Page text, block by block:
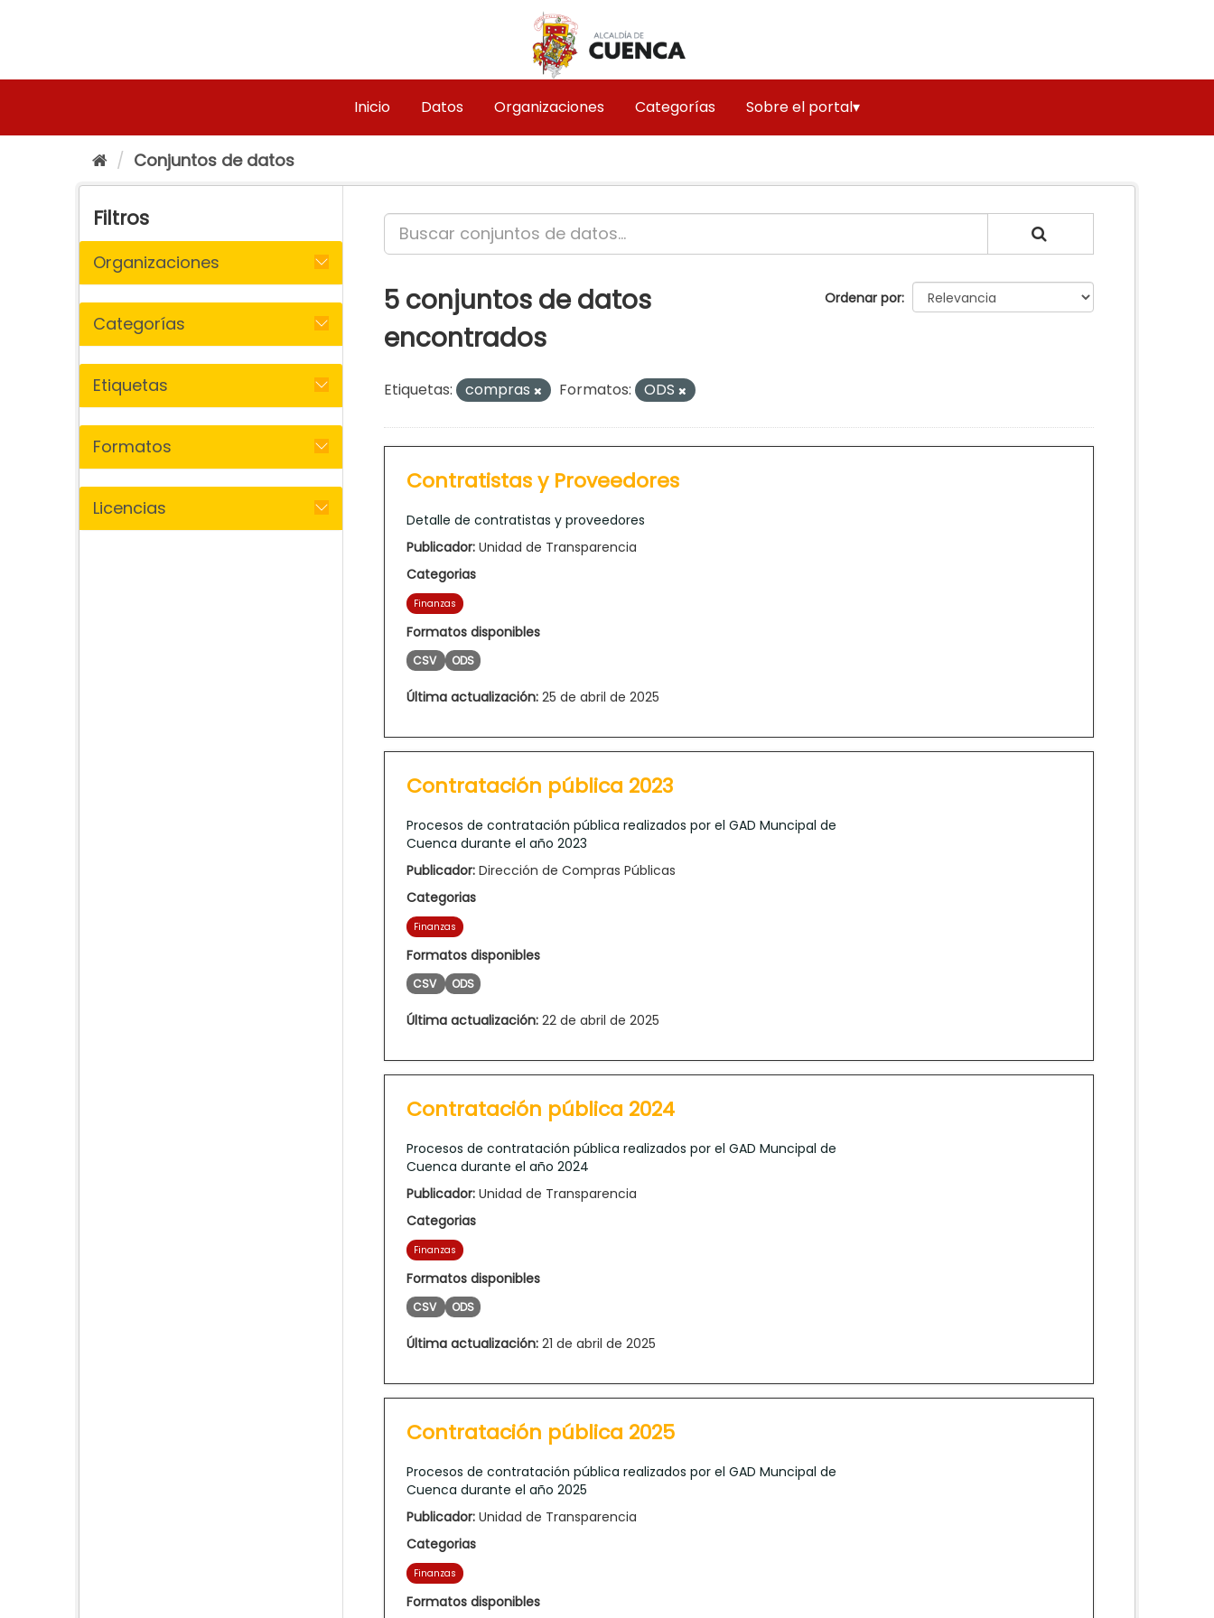
Inicio Datos Organizaciones Categorías Sobre el portal▾
Conjuntos de datos
Filtros
Organizaciones
Categorías
Etiquetas
Formatos
Licencias
Ordenar por
5 conjuntos de datos
encontrados
Etiquetas: compras Formatos: ODS
Contratistas y Proveedores
Detalle de contratistas y proveedores
Publicador: Unidad de Transparencia
Categorias
Finanzas
Formatos disponibles
CSV ODS
Última actualización: 25 de abril de 2025
Contratación pública 2023
Procesos de contratación pública realizados por el GAD Muncipal de
Cuenca durante el año 2023
Publicador: Dirección de Compras Públicas
Categorias
Finanzas
Formatos disponibles
CSV ODS
Última actualización: 22 de abril de 2025
Contratación pública 2024
Procesos de contratación pública realizados por el GAD Muncipal de
Cuenca durante el año 2024
Publicador: Unidad de Transparencia
Categorias
Finanzas
Formatos disponibles
CSV ODS
Última actualización: 21 de abril de 2025
Contratación pública 2025
Procesos de contratación pública realizados por el GAD Muncipal de
Cuenca durante el año 2025
Publicador: Unidad de Transparencia
Categorias
Finanzas
Formatos disponibles